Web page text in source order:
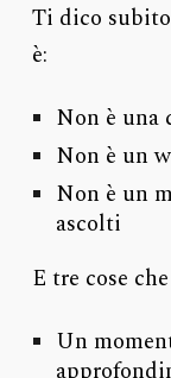
Ti dico
è:
Non è una
Non è un
Non è un
ascolti
E tre cose
Un